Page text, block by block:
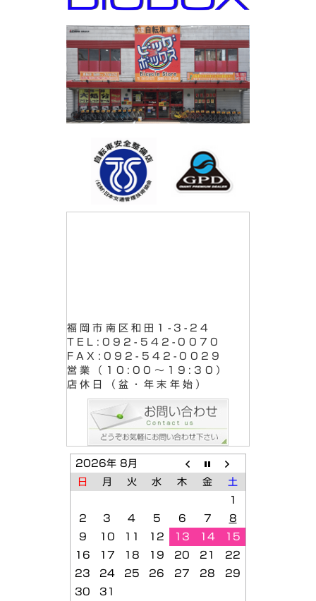
福岡市南区和田1-3-24
TEL:092-542-0070
FAX:092-542-0029
営業（10:00～19:30）
店休日（盆・年末年始）
2026年 8月
日
月 火 水 木 金
土
1
2
3 4 5 6 7
8
9
10 11 12 13 14
15
16
17 18 19 20 21
22
23
24 25 26 27 28
29
30
31